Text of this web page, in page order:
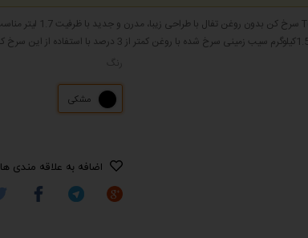
مشکی
اضافه به علاقه مندی ها